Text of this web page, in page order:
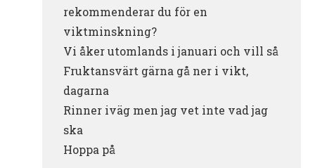
rekommenderar du för en
viktminskning?
Vi åker utomlands i januari och vill så
Fruktansvärt gärna gå ner i vikt,
dagarna
Rinner iväg men jag vet inte vad jag
ska
Hoppa på